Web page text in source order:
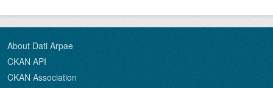
About Dati Arpae
CKAN API
CKAN Association